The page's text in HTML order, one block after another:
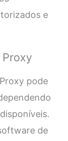
e
pode
de